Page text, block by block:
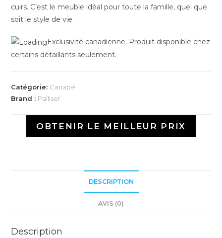
cuirs. C’est le meuble idéal pour toute la famille, quel que
soit le style de vie.
Exclusivité canadienne. Produit disponible chez
certains détaillants seulement.
Catégorie: Canapé
Brand : Palliser
OBTENIR LE MEILLEUR PRIX
DESCRIPTION
AVIS (0)
Description